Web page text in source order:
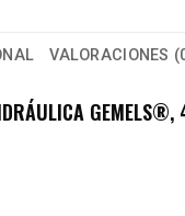
VALORACIONES